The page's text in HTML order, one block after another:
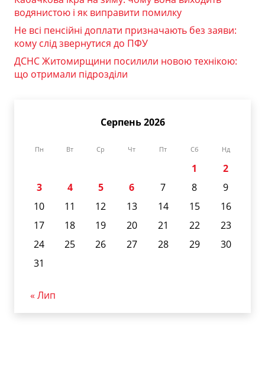
водянистою і як виправити помилку
Не всі пенсійні доплати призначають без заяви:
кому слід звернутися до ПФУ
ДСНС Житомирщини посилили новою технікою:
що отримали підрозділи
Серпень 2026
Пн Вт Ср Чт Пт Сб Нд
1
2
3
4 5 6 7 8
9
10
11 12 13 14 15
16
17
18 19 20 21 22
23
24
25 26 27 28 29
30
31
« Лип